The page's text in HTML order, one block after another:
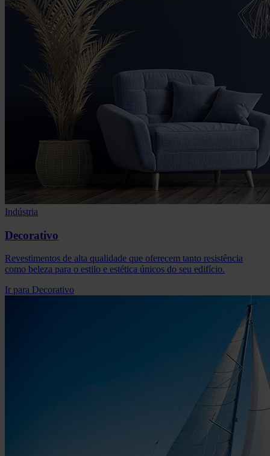
Indústria
Decorativo
Revestimentos de alta qualidade que oferecem tanto resistência
como beleza para o estilo e estética únicos do seu edifício.
Ir para Decorativo